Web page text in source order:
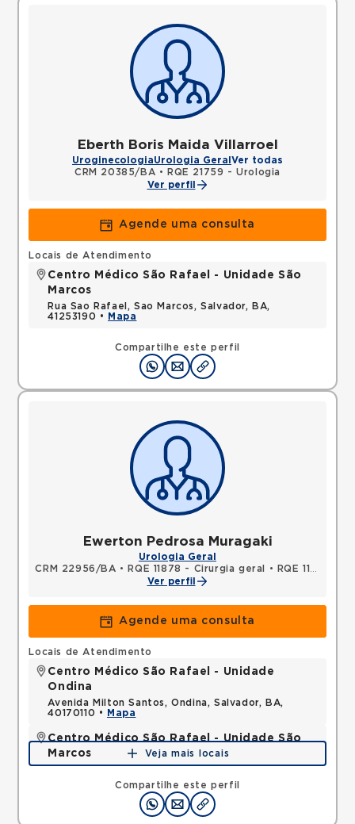
Eberth Boris Maida Villarroel
UroginecologiaUrologia Geral Ver todas
CRM 20385/BA •
RQE 21759 - Urologia
Ver perfil
Agende uma consulta
Compartilhe este perfil
Locais de Atendimento
Centro Médico São Rafael - Unidade São
Marcos
Rua Sao Rafael, Sao Marcos, Salvador, BA,
41253190 •
Mapa
Ewerton Pedrosa Muragaki
Urologia Geral
CRM 22956/BA • RQE 11878 - Cirurgia geral •
RQE 11879 - Urologia
Ver perfil
Agende uma consulta
Compartilhe este perfil
Locais de Atendimento
Centro Médico São Rafael - Unidade
Ondina
Avenida Milton Santos, Ondina, Salvador, BA,
40170110 •
Mapa
Centro Médico São Rafael - Unidade São
Marcos
Rua Sao Rafael, Sao Marcos, Salvador, BA,
Mapa
Veja mais locais